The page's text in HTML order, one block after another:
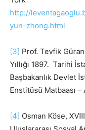
http://
yun-zhong.html
[3] Prof. Tevfik
Yıllığı 1897. Tarihi
Başbakanlık Devlet
Enstitüsü Matbaası
[4] Osman Köse,